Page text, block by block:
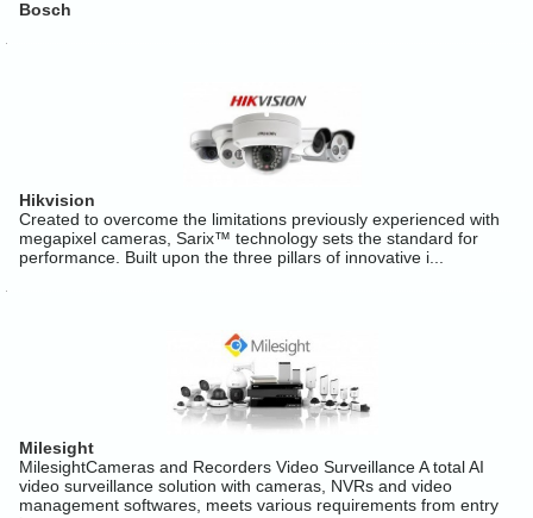
Bosch
Hikvision
Created to overcome the limitations previously experienced with
megapixel cameras, Sarix™ technology sets the standard for
performance. Built upon the three pillars of innovative i...
Milesight
MilesightCameras and Recorders Video Surveillance A total AI
video surveillance solution with cameras, NVRs and video
management softwares, meets various requirements from entry